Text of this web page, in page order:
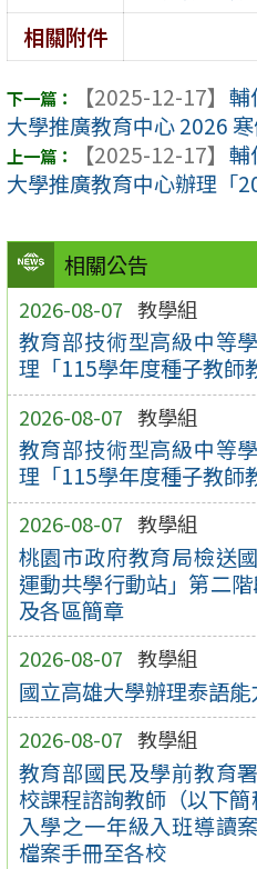
相關公告
2026-08-07 教學組
教育部技術型高級中等
理「115學年度種子教師
2026-08-07 教學組
教育部技術型高級中等
理「115學年度種子教師
2026-08-07 教學組
桃園市政府教育局檢送
運動共學行動站」第二
及各區簡章
2026-08-07 教學組
國立高雄大學辦理泰語
2026-08-07 教學組
教育部國民及學前教育
校課程諮詢教師（以下
入學之一年級入班導讀
檔案手冊至各校
相關附件
【2025-12-17】 輔
大學推廣教育中心 2026
【2025-12-17】 輔
大學推廣教育中心辦理「